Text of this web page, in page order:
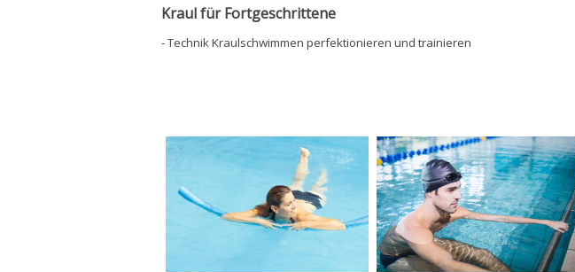
Kraul für Fortgeschrittene
- Technik Kraulschwimmen perfektionieren und trainieren